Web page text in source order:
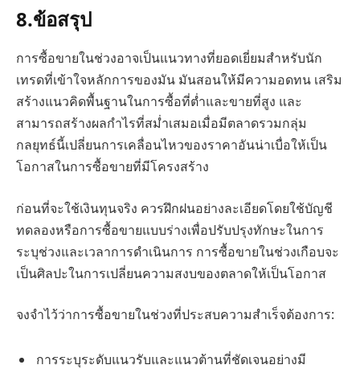
8.ข้อสรุป
การซื้อขายในช่วงอาจเป็นแนวทางที่ยอดเยี่ยมสำหรับนัก
เทรดที่เข้าใจหลักการของมัน มันสอนให้มีความอดทน เสริม
สร้างแนวคิดพื้นฐานในการซื้อที่ต่ำและขายที่สูง และ
สามารถสร้างผลกำไรที่สม่ำเสมอเมื่อมีตลาดรวมกลุ่ม
กลยุทธ์นี้เปลี่ยนการเคลื่อนไหวของราคาอันน่าเบื่อให้เป็น
โอกาสในการซื้อขายที่มีโครงสร้าง
ก่อนที่จะใช้เงินทุนจริง ควรฝึกฝนอย่างละเอียดโดยใช้บัญชี
ทดลองหรือการซื้อขายแบบร่างเพื่อปรับปรุงทักษะในการ
ระบุช่วงและเวลาการดำเนินการ การซื้อขายในช่วงเกือบจะ
เป็นศิลปะในการเปลี่ยนความสงบของตลาดให้เป็นโอกาส
จงจำไว้ว่าการซื้อขายในช่วงที่ประสบความสำเร็จต้องการ:
การระบุระดับแนวรับและแนวต้านที่ชัดเจนอย่างมี